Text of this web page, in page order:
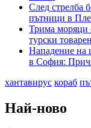
След стрелба
пътници в
Трима моряци
турски
Нападение на
в София:
хантавирус кораб
Най-ново